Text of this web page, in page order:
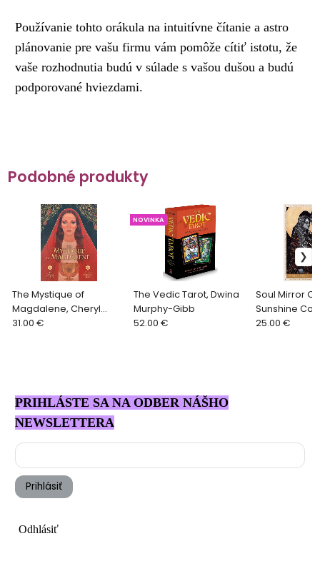
Používanie tohto orákula na intuitívne čítanie a astro
plánovanie pre vašu firmu vám pomôže cítiť istotu, že
vaše rozhodnutia budú v súlade s vašou dušou a budú
podporované hviezdami.
Podobné produkty
The Mystique of
Magdalene, Cheryl
Yambrach Rose
31.00 €
The Vedic Tarot, Dwina
Murphy-Gibb
NOVINKA
52.00 €
Soul Mirror
Sunshine
25.00 €
PRIHLÁSTE SA NA ODBER NÁŠHO
NEWSLETTERA
Prihlásiť
Odhlásiť